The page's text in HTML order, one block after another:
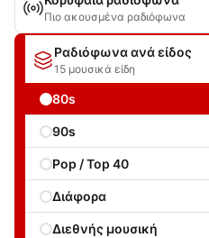
Πιο ακουσμένα ραδιόφωνα
Ραδιόφωνα ανά είδος
15 μουσικά είδη
80s
90s
Pop / Top 40
Διάφορα
Διεθνής μουσική